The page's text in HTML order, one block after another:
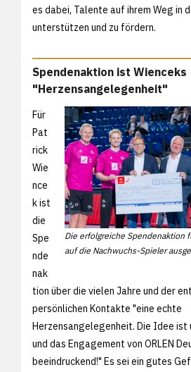
es dabei, Talente auf ihrem Weg in
unterstützen und zu fördern.
Spendenaktion ist Wienceks
"Herzensangelegenheit"
Die erfolgreiche Spendenaktion
auf die Nachwuchs-Spieler
Für
Pat
rick
Wie
nce
k ist
die
Spe
nde
nak
tion über die vielen Jahre und der
persönlichen Kontakte "eine echte
Herzensangelegenheit. Die Idee
und das Engagement von ORLEN
beeindruckend!" Es sei ein gutes